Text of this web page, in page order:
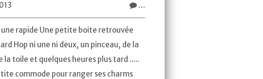
…
rapide Une petite boite retrouvée
Hop ni une ni deux, un pinceau, de la
la toile et quelques heures plus tard .....
commode pour ranger ses charms